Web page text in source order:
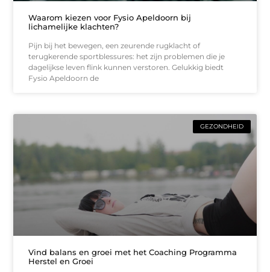
Waarom kiezen voor Fysio Apeldoorn bij
lichamelijke klachten?
Pijn bij het bewegen, een zeurende rugklacht of
terugkerende sportblessures: het zijn problemen die je
dagelijkse leven flink kunnen verstoren. Gelukkig biedt
Fysio Apeldoorn de
GEZONDHEID
Vind balans en groei met het Coaching Programma
Herstel en Groei